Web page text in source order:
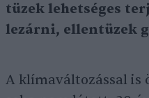
tüzek lehetséges
lezárni, ellentüzek
A klímaváltozással is